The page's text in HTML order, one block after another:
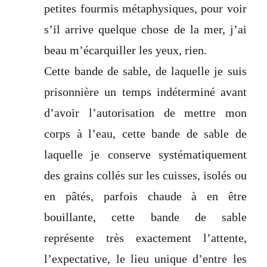
petites fourmis métaphysiques, pour voir
s’il arrive quelque chose de la mer, j’ai
beau m’écarquiller les yeux, rien.
Cette bande de sable, de laquelle je suis
prisonnière un temps indéterminé avant
d’avoir l’autorisation de mettre mon
corps à l’eau, cette bande de sable de
laquelle je conserve systématiquement
des grains collés sur les cuisses, isolés ou
en pâtés, parfois chaude à en être
bouillante, cette bande de sable
représente très exactement l’attente,
l’expectative, le lieu unique d’entre les